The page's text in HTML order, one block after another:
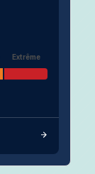
Extrême